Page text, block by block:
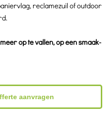
reclamezuil of outdoor
op te vallen, op een smaak-
aanvragen